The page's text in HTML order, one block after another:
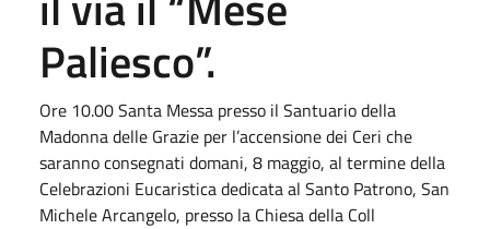
Paliesco”.
Ore 10.00 Santa Messa presso il Santuario della
Madonna delle Grazie per l’accensione dei Ceri che
saranno consegnati domani, 8 maggio, al termine della
Celebrazioni Eucaristica dedicata al Santo Patrono, San
Michele Arcangelo, presso la Chiesa della Coll